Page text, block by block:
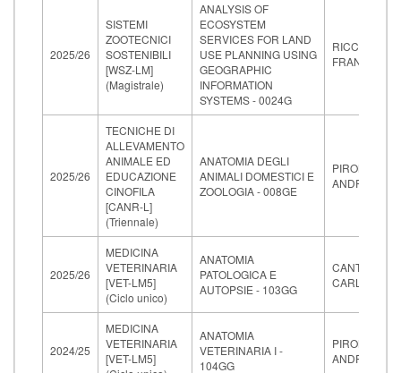
2025/26
SISTEMI
ZOOTECNICI
SOSTENIBILI
[WSZ-LM]
(Magistrale)
ANALYSIS OF
ECOSYSTEM
SERVICES FOR LAND
USE PLANNING USING
GEOGRAPHIC
INFORMATION
SYSTEMS - 0024G
RICCIOLI
FRANCESCO
2025/26
TECNICHE DI
ALLEVAMENTO
ANIMALE ED
EDUCAZIONE
CINOFILA
[CANR-L]
(Triennale)
ANATOMIA DEGLI
ANIMALI DOMESTICI E
ZOOLOGIA - 008GE
PIRONE
ANDREA
2025/26
MEDICINA
VETERINARIA
[VET-LM5]
(Ciclo unico)
ANATOMIA
PATOLOGICA E
AUTOPSIE - 103GG
CANTILE
CARLO
2024/25
MEDICINA
VETERINARIA
[VET-LM5]
ANATOMIA
VETERINARIA I -
104GG
PIRONE
ANDREA